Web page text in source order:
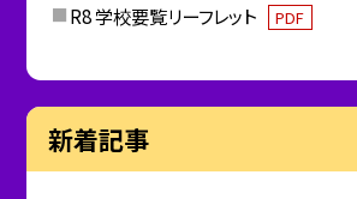
R8 学校要覧リーフレット PDF
新着記事